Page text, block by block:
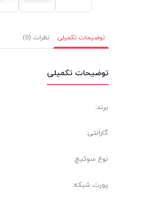
توضیحات تکمیلی نظرات (0)
توضیحات تکمیلی
برند:
گارانتی:
نوع سوئیچ:
پورت شبکه: